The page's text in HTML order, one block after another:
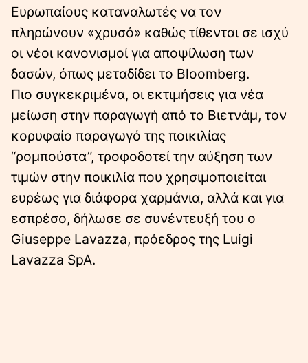
Ευρωπαίους καταναλωτές να τον
πληρώνουν «χρυσό» καθώς τίθενται σε ισχύ
οι νέοι κανονισμοί για αποψίλωση των
δασών, όπως μεταδίδει το Bloomberg.
Πιο συγκεκριμένα, οι εκτιμήσεις για νέα
μείωση στην παραγωγή από το Βιετνάμ, τον
κορυφαίο παραγωγό της ποικιλίας
“ρομπούστα”, τροφοδοτεί την αύξηση των
τιμών στην ποικιλία που χρησιμοποιείται
ευρέως για διάφορα χαρμάνια, αλλά και για
εσπρέσο, δήλωσε σε συνέντευξή του ο
Giuseppe Lavazza, πρόεδρος της Luigi
Lavazza SpA.